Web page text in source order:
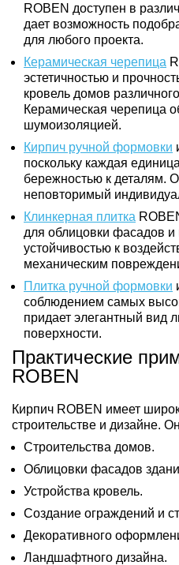
ROBEN доступен в
дает возможность
для любого проекта.
Керамическая черепица
эстетичностью и
кровель домов
Керамическая черепица
шумоизоляцией.
Кирпич ручной формовки
поскольку каждая
бережностью к деталям.
неповторимый
Клинкерная плитка
для облицовки фасадов
устойчивостью к
механическим
Плитка ручной формовки
соблюдением самых
придает элегантный
поверхности.
Практические
ROBEN
Кирпич ROBEN имеет
строительстве и дизайне.
Строительства домов.
Облицовки фасадов
Устройства кровель.
Создание ограждений и
Декоративного
Ландшафтного дизайна.